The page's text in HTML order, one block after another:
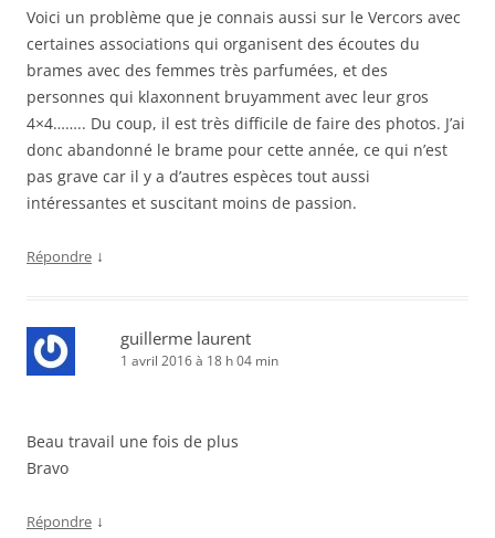
Voici un problème que je connais aussi sur le Vercors avec
certaines associations qui organisent des écoutes du
brames avec des femmes très parfumées, et des
personnes qui klaxonnent bruyamment avec leur gros
4×4…….. Du coup, il est très difficile de faire des photos. J’ai
donc abandonné le brame pour cette année, ce qui n’est
pas grave car il y a d’autres espèces tout aussi
intéressantes et suscitant moins de passion.
Répondre ↓
guillerme laurent
1 avril 2016 à 18 h 04 min
Beau travail une fois de plus
Bravo
Répondre ↓